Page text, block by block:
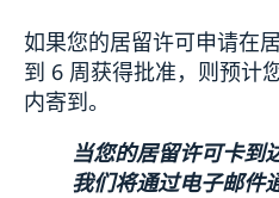
如果您的居留许可申请在
到 6 周获得批准，则预计
内寄到。
当您的居留许可卡到
我们将通过电子邮件